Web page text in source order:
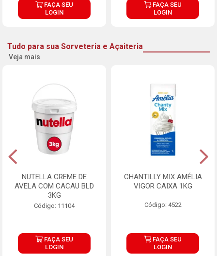
FAÇA SEU
LOGIN
FAÇA SEU
LOGIN
Tudo para sua Sorveteria e Açaiteria
Veja mais
NUTELLA CREME DE
AVELA COM CACAU BLD
3KG
Código: 11104
FAÇA SEU
LOGIN
CHANTILLY MIX AMÉLIA
VIGOR CAIXA 1KG
Código: 4522
FAÇA SEU
LOGIN